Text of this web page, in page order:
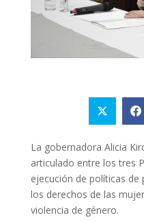
La gobernadora Alicia
articulado entre los tres
ejecución de políticas
los derechos de las
violencia de género.